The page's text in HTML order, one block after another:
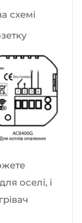
схемі
для оселі, і